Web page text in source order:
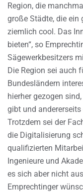
Region, die
große Städte, die ein
ziemlich cool. Das
bieten“, so
Sägewerkbesitzers
Die Region sei auch
Bundesländern
hierher gezogen
gibt und
Trotzdem sei der
die Digitalisierung
qualifizierten
Ingenieure und
es sich aber nicht
Emprechtinger